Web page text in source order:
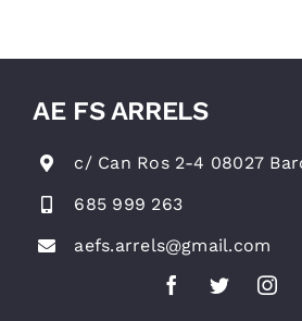
AE FS ARRELS
c/ Can Ros 2-4 08027
685 999 263
aefs.arrels@gmail.com